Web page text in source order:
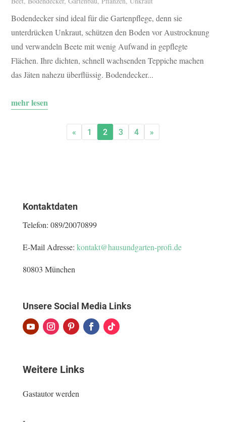
Bodendecker sind ideal für die Gartenpflege, denn sie
unterdrücken Unkraut, schützen den Boden vor Austrocknung
und verwandeln Beete mit wenig Aufwand in gepflegte
Flächen. Ihre dichten, schnell wachsenden Teppiche machen
das Jäten nahezu überflüssig. Bodendecker...
mehr lesen
« 1 2 3 4 »
Kontaktdaten
Telefon: 089/20070899
E-Mail Adresse: kontakt@hausundgarten-profi.de
80803 München
Unsere Social Media Links
Weitere Links
Gastautor werden